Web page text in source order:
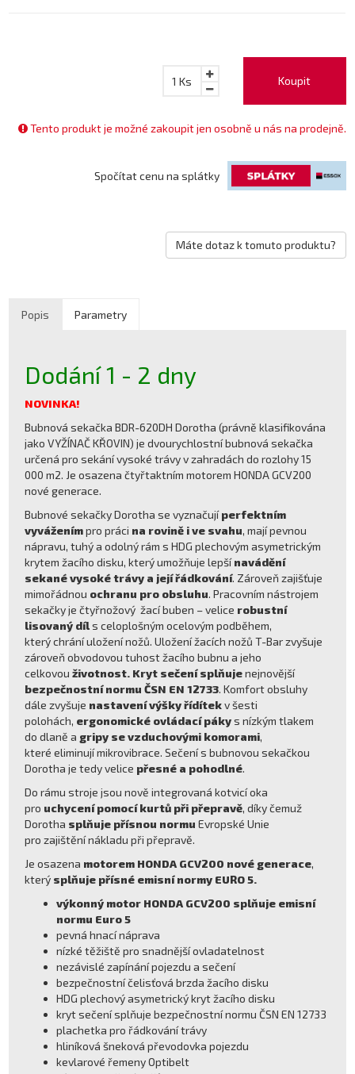
Koupit
1 Ks
Tento produkt je možné zakoupit jen osobně u nás na prodejně.
Spočítat cenu na splátky
Máte dotaz k tomuto produktu?
Popis Parametry
Dodání 1 - 2 dny
NOVINKA!
Bubnová sekačka BDR-620DH Dorotha (právně klasifikována
jako VYŽÍNAČ KŘOVIN) je dvourychlostní bubnová sekačka
určená pro sekání vysoké trávy v zahradách do rozlohy 15
000 m2. Je osazena čtyřtaktním motorem HONDA GCV200
nové generace.
Bubnové sekačky Dorotha se vyznačujíperfektním
vyváženímpro práci na rovině i ve svahu, mají pevnou
nápravu, tuhý a odolný rám s HDG plechovým asymetrickým
krytem žacího disku, který umožňuje lepšínavádění
sekané vysoké trávy a její řádkování. Zároveň zajišťuje
mimořádnou ochranu pro obsluhu. Pracovním nástrojem
sekačky je čtyřnožový žací buben – velice robustní
lisovaný díls celoplošným ocelovým podběhem,
který chrání uložení nožů. Uložení žacích nožů T-Bar zvyšuje
zároveň obvodovou tuhost žacího bubnu a jeho
celkovouživotnost. Kryt sečení splňujenejnovější
bezpečnostní normu ČSN EN 12733. Komfort obsluhy
dále zvyšuje nastavení výšky řídítekv šesti
polohách, ergonomické ovládací pákys nízkým tlakem
do dlaně a gripy se vzduchovými komorami,
které eliminují mikrovibrace. Sečení s bubnovou sekačkou
Dorotha je tedy velice přesné a pohodlné.
Do rámu stroje jsou nově integrovaná kotvicí oka
pro uchycení pomocí kurtů při přepravě, díky čemuž
Dorotha splňuje přísnou normu Evropské Unie
pro zajištění nákladu při přepravě.
Je osazena motorem HONDA GCV200 nové generace,
který splňuje přísné emisní normy EURO 5.
výkonný motor HONDA GCV200 splňuje emisní
normu Euro 5
pevná hnací náprava
nízké těžiště pro snadnější ovladatelnost
nezávislé zapínání pojezdu a sečení
bezpečnostní čelisťová brzda žacího disku
HDG plechový asymetrický kryt žacího disku
kryt sečení splňuje bezpečnostní normu ČSN EN 12733
plachetka pro řádkování trávy
hliníková šneková převodovka pojezdu
kevlarové řemeny Optibelt